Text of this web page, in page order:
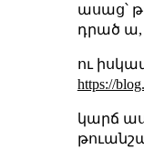
ասաց՝
դրած ա,
ու
https://
կարճ